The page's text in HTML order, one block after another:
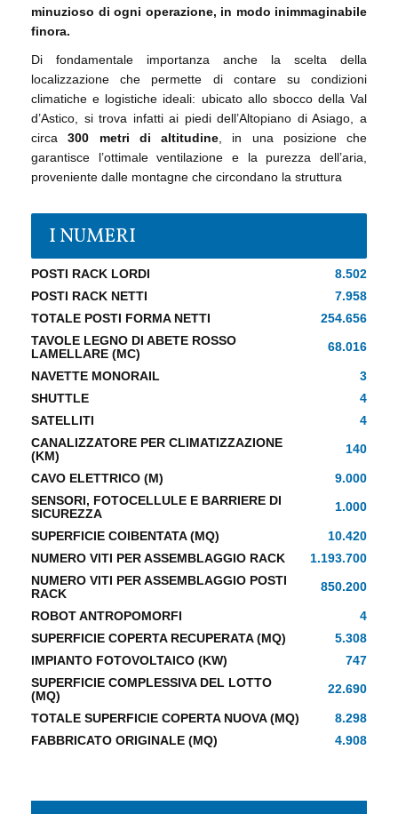
I NUMERI
POSTI RACK LORDI
8.502
POSTI RACK NETTI
7.958
TOTALE POSTI FORMA NETTI
254.656
TAVOLE LEGNO DI ABETE ROSSO
LAMELLARE (MC)
68.016
NAVETTE MONORAIL
3
SHUTTLE
4
SATELLITI
4
CANALIZZATORE PER CLIMATIZZAZIONE
(KM)
140
CAVO ELETTRICO (M)
9.000
SENSORI, FOTOCELLULE E BARRIERE DI
SICUREZZA
1.000
SUPERFICIE COIBENTATA (MQ)
10.420
NUMERO VITI PER ASSEMBLAGGIO RACK
1.193.700
NUMERO VITI PER ASSEMBLAGGIO POSTI
RACK
850.200
ROBOT ANTROPOMORFI
4
SUPERFICIE COPERTA RECUPERATA (MQ)
5.308
IMPIANTO FOTOVOLTAICO (KW)
747
SUPERFICIE COMPLESSIVA DEL LOTTO
(MQ)
22.690
TOTALE SUPERFICIE COPERTA NUOVA (MQ)
8.298
FABBRICATO ORIGINALE (MQ)
4.908
minuzioso di ogni operazione, in modo inimmaginabile
finora.
Di fondamentale importanza anche la scelta della
localizzazione che permette di contare su condizioni
climatiche e logistiche ideali: ubicato allo sbocco della Val
d’Astico, si trova infatti ai piedi dell’Altopiano di Asiago, a
circa300 metri di altitudine , in una posizione che
garantisce l’ottimale ventilazione e la purezza dell’aria,
proveniente dalle montagne che circondano la struttura